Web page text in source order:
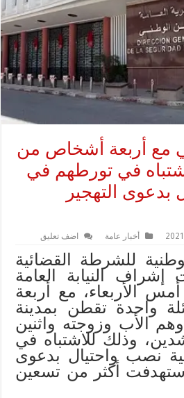
مع أربعة أشخاص من
في تورطهم في
بدعوى التهجير
أخبار عامة اضف تعليق
للشرطة القضائية
إشراف النيابة العامة
الأربعاء، مع أربعة
واحدة تقطن بمدينة
الأب وزوجته واثنين
وذلك للاشتباه في
نصب واحتيال بدعوى
أكثر من تسعين